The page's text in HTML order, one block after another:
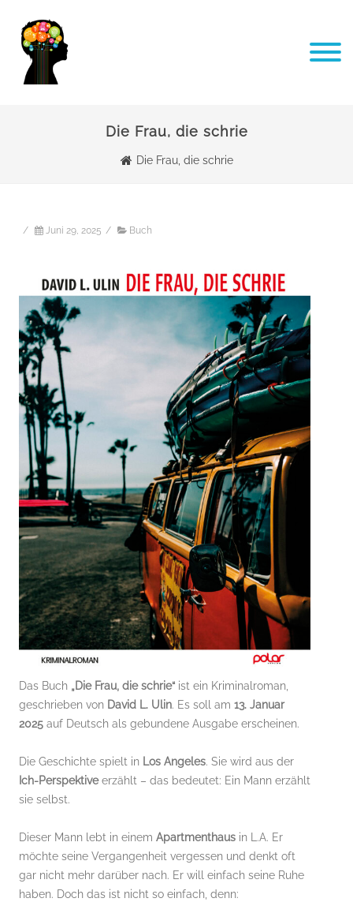
Die Frau, die schrie
Die Frau, die schrie
/ Juni 29, 2025 / Buch
Das Buch „Die Frau, die schrie“ ist ein Kriminalroman,
geschrieben von David L. Ulin. Es soll am 13. Januar
2025 auf Deutsch als gebundene Ausgabe erscheinen.
Die Geschichte spielt in Los Angeles. Sie wird aus der
Ich-Perspektiveerzählt – das bedeutet: Ein Mann erzählt
sie selbst.
Dieser Mann lebt in einem Apartmenthaus in L.A. Er
möchte seine Vergangenheit vergessen und denkt oft
gar nicht mehr darüber nach. Er will einfach seine Ruhe
haben. Doch das ist nicht so einfach, denn: